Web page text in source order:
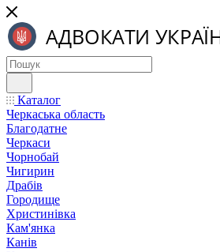
Каталог
Черкаська область
Благодатне
Черкаси
Чорнобай
Чигирин
Драбів
Городище
Христинівка
Кам'янка
Канів